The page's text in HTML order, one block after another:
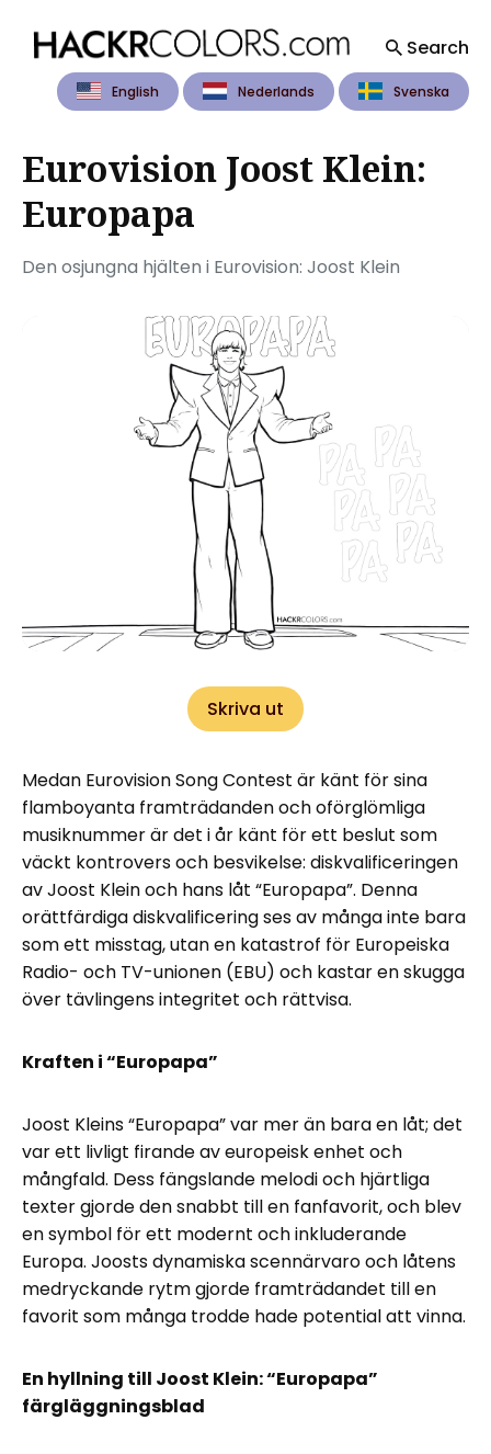
Search
English Nederlands Svenska
Search
Blog
Eurovision Joost Klein:
Europapa
Den osjungna hjälten i Eurovision: Joost Klein
Skriva ut
Medan Eurovision Song Contest är känt för sina
flamboyanta framträdanden och oförglömliga
musiknummer är det i år känt för ett beslut som
väckt kontrovers och besvikelse: diskvalificeringen
av Joost Klein och hans låt “Europapa”. Denna
orättfärdiga diskvalificering ses av många inte bara
som ett misstag, utan en katastrof för Europeiska
Radio- och TV-unionen (EBU) och kastar en skugga
över tävlingens integritet och rättvisa.
Kraften i “Europapa”
Joost Kleins “Europapa” var mer än bara en låt; det
var ett livligt firande av europeisk enhet och
mångfald. Dess fängslande melodi och hjärtliga
texter gjorde den snabbt till en fanfavorit, och blev
en symbol för ett modernt och inkluderande
Europa. Joosts dynamiska scennärvaro och låtens
medryckande rytm gjorde framträdandet till en
favorit som många trodde hade potential att vinna.
En hyllning till Joost Klein: “Europapa”
färgläggningsblad